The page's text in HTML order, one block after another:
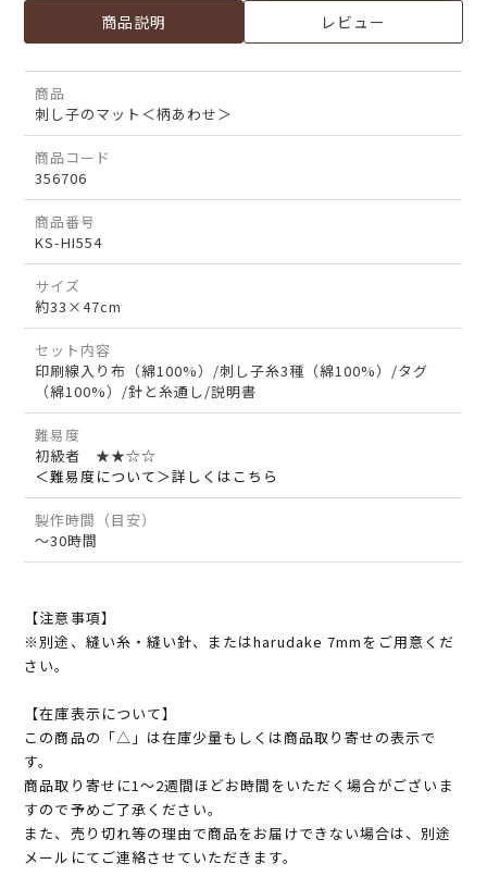
商品説明 レビュー
商品
刺し子のマット＜柄あわせ＞
商品コード
356706
商品番号
KS-HI554
サイズ
約33×47cm
セット内容
印刷線入り布（綿100%）/刺し子糸3種（綿100%）/タグ
（綿100%）/針と糸通し/説明書
難易度
初級者 ★★☆☆
＜難易度について＞詳しくはこちら
製作時間（目安）
～30時間
【注意事項】
※別途、縫い糸・縫い針、またはharudake 7mmをご用意くだ
さい。
【在庫表示について】
この商品の「△」は在庫少量もしくは商品取り寄せの表示で
す。
商品取り寄せに1～2週間ほどお時間をいただく場合がございま
すので予めご了承ください。
また、売り切れ等の理由で商品をお届けできない場合は、別途
メールにてご連絡させていただきます。